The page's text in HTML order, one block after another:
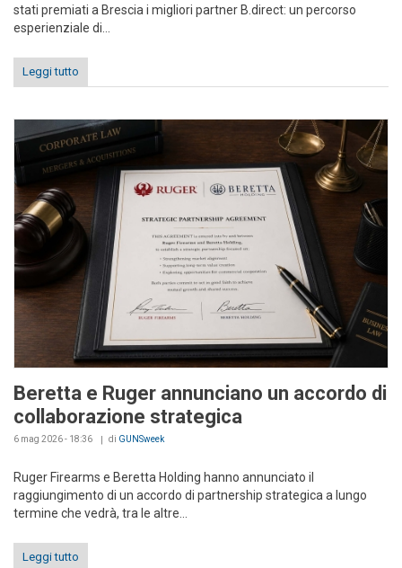
stati premiati a Brescia i migliori partner B.direct: un percorso
esperienziale di...
Leggi tutto
Beretta e Ruger annunciano un accordo di
collaborazione strategica
6 mag 2026 - 18:36 di GUNSweek
Ruger Firearms e Beretta Holding hanno annunciato il
raggiungimento di un accordo di partnership strategica a lungo
termine che vedrà, tra le altre...
Leggi tutto